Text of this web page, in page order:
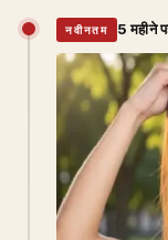
नवीनतम 5 महीने